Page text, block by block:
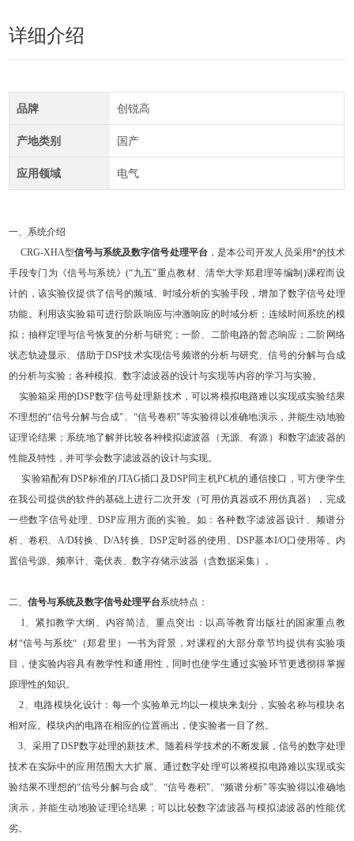
详细介绍
品牌 创锐高
产地类别 国产
应用领域 电气
一、系统介绍
CRG-XHA型信号与系统及数字信号处理平台，是本公司开发人员采用*的技术
手段专门为《信号与系统》(“九五"重点教材、清华大学郑君理等编制 )课程而设
计的，该实验仪提供了信号的频域、时域分析的实验手段，增加了数字信号处理
功能。利用该实验箱可进行阶跃响应与冲激响应的时域分析；连续时间系统的模
拟；抽样定理与信号恢复的分析与研究；一阶、二阶电路的暂态响应；二阶网络
状态轨迹显示、借助于DSP技术实现信号频谱的分析与研究、信号的分解与合成
的分析与实验；各种模拟、数字滤波器的设计与实现等内容的学习与实验。
实验箱采用的DSP数字信号处理新技术，可以将模拟电路难以实现或实验结果
不理想的“信号分解与合成" 、 “信号卷积"等实验得以准确地演示，并能生动地验
证理论结果；系统地了解并比较各种模拟滤波器（无源、有源）和数字滤波器的
性能及特性，并可学会数字滤波器的设计与实现。
实验箱配有DSP标准的JTAG插口及DSP同主机PC机的通信接口，可方便学生
在我公司提供的软件的基础上进行二次开发（可用仿真器或不用仿真器），完成
一些数字信号处理、DSP应用方面的实验。如：各种数字滤波器设计、频谱分
析、卷积、 A/D转换、D/A转换、DSP定时器的使用、 DSP基本I/O口使用等。内
置信号源、频率计、毫伏表、数字存储示波器（含数据采集）。
二、信号与系统及数字信号处理平台系统特点：
1、紧扣教学大纲、内容简洁、重点突出：以高等教育出版社的国家重点教
材“信号与系统“ （郑君里）一书为背景，对课程的大部分章节均提供有实验项
目，使实验内容具有教学性和通用性，同时也使学生通过实验环节更透彻得掌握
原理性的知识。
2、电路模块化设计：每一个实验单元均以一模块来划分，实验名称与模块名
相对应。模块内的电路在相应的位置画出，使实验者一目了然。
3、采用了DSP数字处理的新技术。随着科学技术的不断发展，信号的数字处理
技术在实际中的应用范围大大扩展。通过数字处理可以将模拟电路难以实现或实
验结果不理想的“信号分解与合成"、 “信号卷积"、 “频谱分析"等实验得以准确地
演示，并能生动地验证理论结果；可以比较数字滤波器与模拟滤波器的性能优
劣。